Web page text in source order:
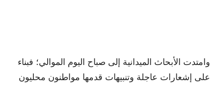
وامتدت الأبحاث الميدانية إلى صباح اليوم الموالي؛ فبناء
على إشعارات عاجلة وتنبيهات قدمها مواطنون محليون